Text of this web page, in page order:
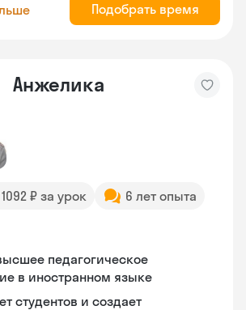
Подобрать время
Анжелика
₽ за урок
6 лет опыта
педагогическое
в иностранном языке
студентов и создает